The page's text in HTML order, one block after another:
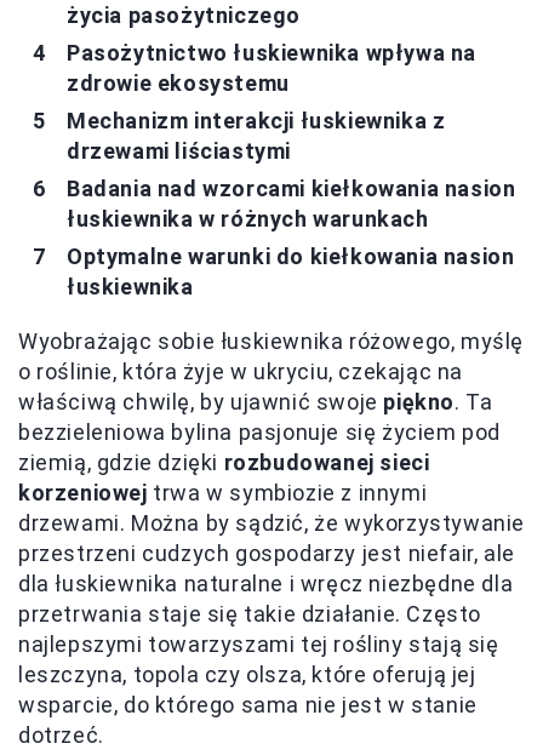
życia pasożytniczego
Pasożytnictwo łuskiewnika wpływa na
zdrowie ekosystemu
Mechanizm interakcji łuskiewnika z
drzewami liściastymi
Badania nad wzorcami kiełkowania nasion
łuskiewnika w różnych warunkach
Optymalne warunki do kiełkowania nasion
łuskiewnika
Wyobrażając sobie łuskiewnika różowego, myślę
o roślinie, która żyje w ukryciu, czekając na
właściwą chwilę, by ujawnić swoje piękno. Ta
bezzieleniowa bylina pasjonuje się życiem pod
ziemią, gdzie dzięki rozbudowanej sieci
korzeniowej trwa w symbiozie z innymi
drzewami. Można by sądzić, że wykorzystywanie
przestrzeni cudzych gospodarzy jest niefair, ale
dla łuskiewnika naturalne i wręcz niezbędne dla
przetrwania staje się takie działanie. Często
najlepszymi towarzyszami tej rośliny stają się
leszczyna, topola czy olsza, które oferują jej
wsparcie, do którego sama nie jest w stanie
dotrzeć.